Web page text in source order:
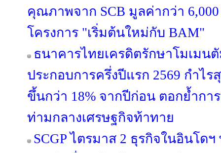
คุณภาพจาก SCB มูลค่ากว่า
โครงการ "เริ่มต้นใหม่กับ BAM"
ธนาคารไทยเครดิตรักษาโมเมน
ประกอบการครึ่งปีแรก 2569 กำไ
ขึ้นกว่า 18% จากปีก่อน ตอกย้ำกา
ท่ามกลางเศรษฐกิจท้าทาย
SCGP ไตรมาส 2 ธุรกิจในอินโด